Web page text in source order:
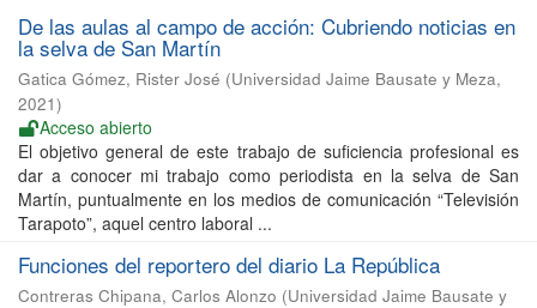
De las aulas al campo de acción: Cubriendo noticias en
la selva de San Martín
Gatica Gómez, Rister José (Universidad Jaime Bausate y Meza,
2021)
Acceso abierto
El objetivo general de este trabajo de suficiencia profesional es
dar a conocer mi trabajo como periodista en la selva de San
Martín, puntualmente en los medios de comunicación “Televisión
Tarapoto”, aquel centro laboral ...
Funciones del reportero del diario La República
Contreras Chipana, Carlos Alonzo (Universidad Jaime Bausate y